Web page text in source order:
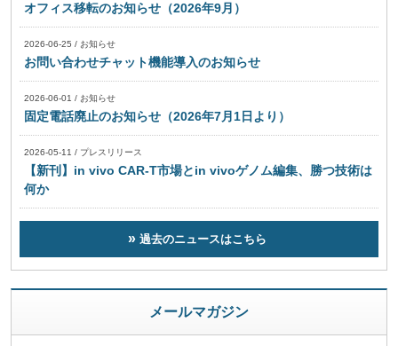
オフィス移転のお知らせ（2026年9月）
2026-06-25 / お知らせ
お問い合わせチャット機能導入のお知らせ
2026-06-01 / お知らせ
固定電話廃止のお知らせ（2026年7月1日より）
2026-05-11 / プレスリリース
【新刊】in vivo CAR-T市場とin vivoゲノム編集、勝つ技術は
何か
過去のニュースはこちら
メールマガジン